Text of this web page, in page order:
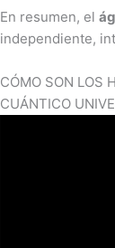
En resumen, el
independiente,
CÓMO SON LOS
CUÁNTICO